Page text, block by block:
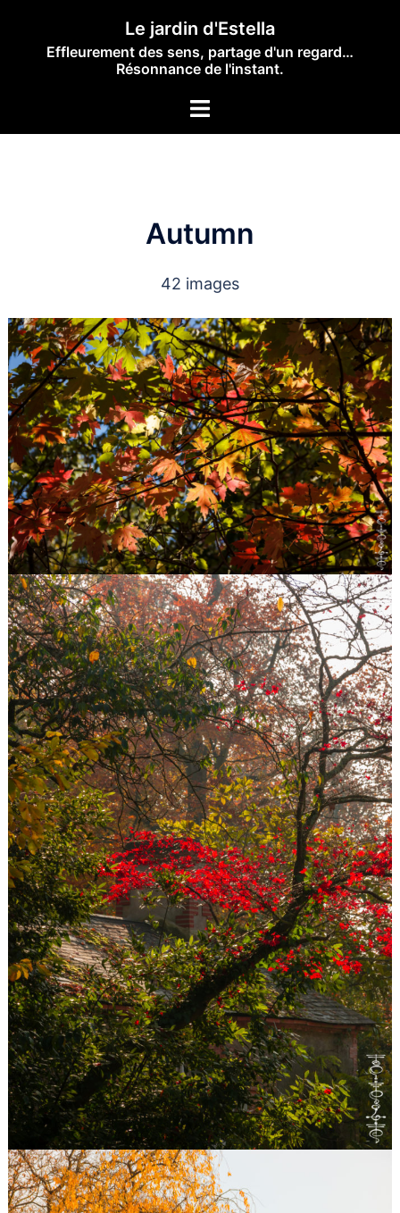
content
Le jardin d'Estella
Effleurement des sens, partage d'un regard…
Résonnance de l'instant.
Toggle
Autumn
42 images